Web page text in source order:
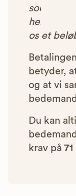
som vi
henvist
os et
betyder,
og at vi
Du kan
krav på 71